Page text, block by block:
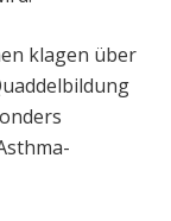
klagen über